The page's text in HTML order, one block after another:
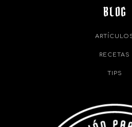
BLOG
RECETAS
TIPS